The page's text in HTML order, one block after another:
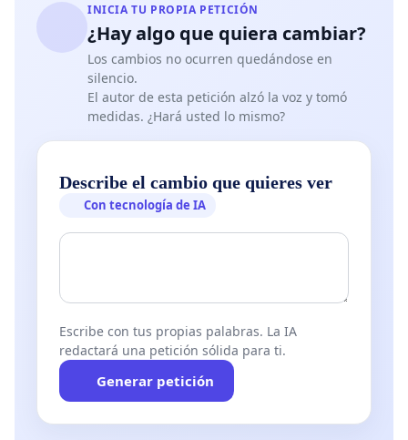
INICIA TU PROPIA PETICIÓN
¿Hay algo que quiera cambiar?
Los cambios no ocurren quedándose en
silencio.
El autor de esta petición alzó la voz y tomó
medidas. ¿Hará usted lo mismo?
Describe el cambio que quieres ver
Con tecnología de IA
Escribe con tus propias palabras. La IA
redactará una petición sólida para ti.
Generar petición